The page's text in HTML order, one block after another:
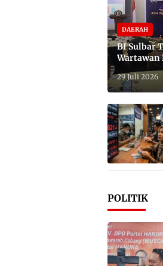
DAERAH
BI Sulbar
Wartawan
29 Juli 2026
POLITIK